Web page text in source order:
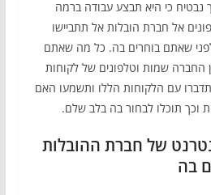
נבטיח כי היא תבצע עבודה ברמה
אל חברת הובלות אל תתביישו
שאתם בוחרים בה. כל מה שאתם
החברה שמות וטלפונים של לקוחות
עם הלקוחות הללו ותשמעו האם
וכך תוכלו לבחור בה בלב שלם.
של חברת ההובלות
בה